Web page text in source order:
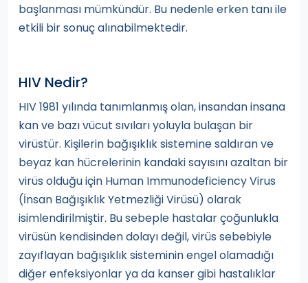
başlanması mümkündür. Bu nedenle erken tanı ile
etkili bir sonuç alınabilmektedir.
HIV Nedir?
HIV 1981 yılında tanımlanmış olan, insandan insana
kan ve bazı vücut sıvıları yoluyla bulaşan bir
virüstür. Kişilerin bağışıklık sistemine saldıran ve
beyaz kan hücrelerinin kandaki sayısını azaltan bir
virüs olduğu için Human Immunodeficiency Virus
(İnsan Bağışıklık Yetmezliği Virüsü) olarak
isimlendirilmiştir. Bu sebeple hastalar çoğunlukla
virüsün kendisinden dolayı değil, virüs sebebiyle
zayıflayan bağışıklık sisteminin engel olamadığı
diğer enfeksiyonlar ya da kanser gibi hastalıklar